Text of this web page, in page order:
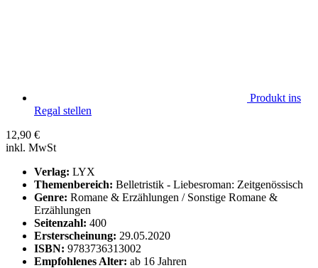
Produkt ins
Regal stellen
12,90 €
inkl. MwSt
Verlag: LYX
Themenbereich: Belletristik - Liebesroman: Zeitgenössisch
Genre: Romane & Erzählungen / Sonstige Romane &
Erzählungen
Seitenzahl: 400
Ersterscheinung: 29.05.2020
ISBN: 9783736313002
Empfohlenes Alter: ab 16 Jahren